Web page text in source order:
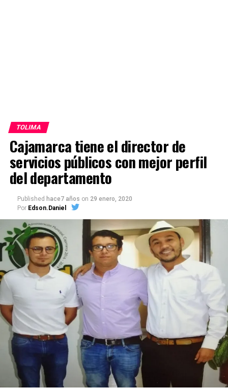
TOLIMA
Cajamarca tiene el director de
servicios públicos con mejor perfil
del departamento
Published hace7 años on 29 enero, 2020
Por Edson.Daniel